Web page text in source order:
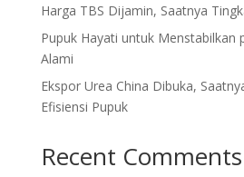
Harga TBS Dijamin, Saatnya
Pupuk Hayati untuk Menstabilkan
Alami
Ekspor Urea China Dibuka,
Efisiensi Pupuk
Recent Comments